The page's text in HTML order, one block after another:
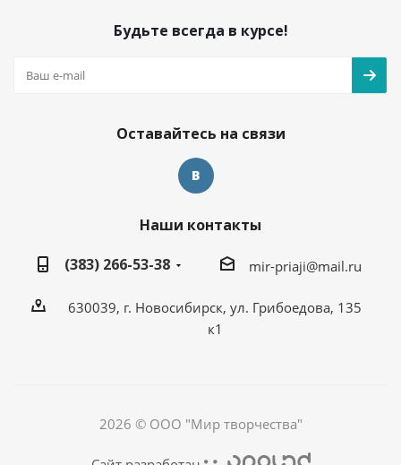
Будьте всегда в курсе!
Оставайтесь на связи
Наши контакты
(383) 266-53-38
mir-priaji@mail.ru
630039, г. Новосибирск, ул. Грибоедова, 135
к1
2026 © ООО "Мир творчества"